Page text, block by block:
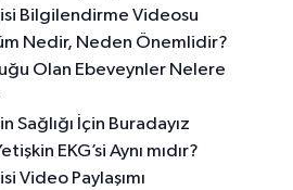
Bilgilendirme Videosu
Nedir, Neden Önemlidir?
Olan Ebeveynler Nelere
Sağlığı İçin Buradayız
EKG’si Aynı mıdır?
Video Paylaşımı